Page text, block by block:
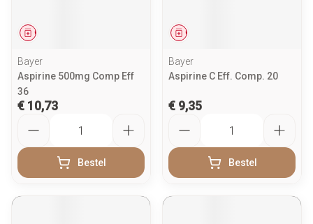
Geneesmiddel
Bayer
Aspirine 500mg Comp Eff
36
€ 10,73
Bestel
Geneesmiddel
Bayer
Aspirine C Eff. Comp. 20
€ 9,35
Bestel